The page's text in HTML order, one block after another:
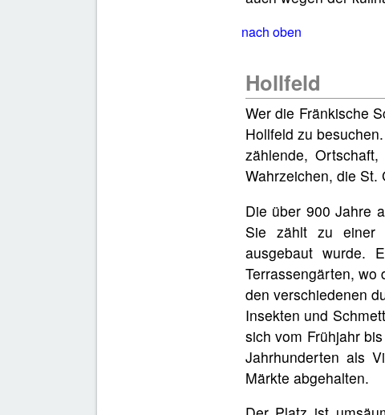
nach oben
Hollfeld
Wer die Fränkische
Hollfeld zu
zählende,
Wahrzeichen, die St.
Die über 900 Jahre
Sie zählt zu einer
ausgebaut wurde.
Terrassengärten, wo
den verschiedenen
Insekten und
sich vom Frühjahr
Jahrhunderten als
Märkte abgehalten.